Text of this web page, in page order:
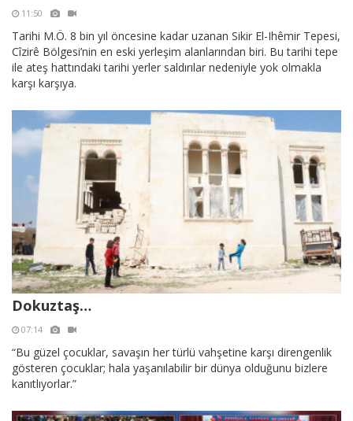
11:50
Tarihi M.Ö. 8 bin yıl öncesine kadar uzanan Sikir El-Ihêmir Tepesi,
Cîzirê Bölgesi’nin en eski yerleşim alanlarından biri. Bu tarihi tepe
ile ateş hattındaki tarihi yerler saldırılar nedeniyle yok olmakla
karşı karşıya.
Dokuztaş…
07:14
“Bu güzel çocuklar, savaşın her türlü vahşetine karşı direngenlik
gösteren çocuklar; hala yaşanılabilir bir dünya olduğunu bizlere
kanıtlıyorlar.”